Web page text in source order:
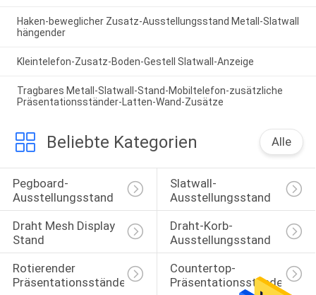
Haken-beweglicher Zusatz-Ausstellungsstand Metall-Slatwall
hängender
Kleintelefon-Zusatz-Boden-Gestell Slatwall-Anzeige
Tragbares Metall-Slatwall-Stand-Mobiltelefon-zusätzliche
Präsentationsständer-Latten-Wand-Zusätze
Beliebte Kategorien Alle
Pegboard-
Ausstellungsstand
Slatwall-
Ausstellungsstand
Draht Mesh Display
Stand
Draht-Korb-
Ausstellungsstand
Rotierender
Präsentationsständer
Countertop-
Präsentationsständer